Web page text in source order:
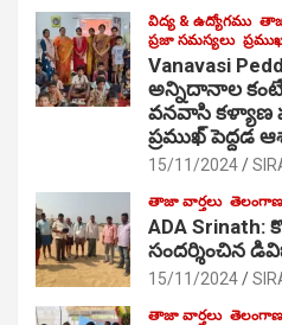
విద్య & ఉద్యోగము తాజా
ప్రజా సమస్యలు
Vanavasi
అన్నిదానాల
వనవాసి కళ్యాణ
ప్రముఖ్ పెద్దడ
15/11/2024
తాజా వార్తలు తెలంగాణ
ADA Srinath:
సంద‌ర్శించిన
15/11/2024
తాజా వార్తలు తెలంగాణ